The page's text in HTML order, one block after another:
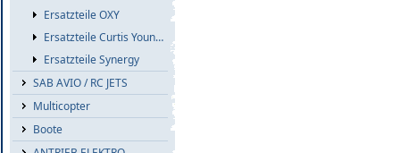
Ersatzteile OXY
Ersatzteile Curtis Youngblood
Ersatzteile Synergy
SAB AVIO / RC JETS
Multicopter
Boote